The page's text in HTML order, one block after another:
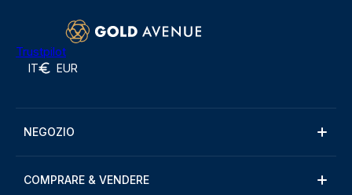
Trustpilot
IT EUR
NEGOZIO
COMPRARE & VENDERE